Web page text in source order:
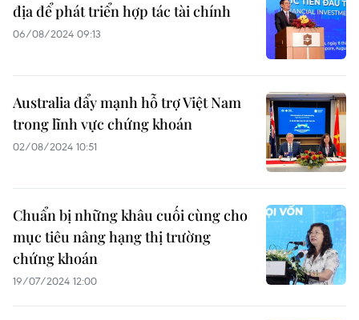
địa để phát triển hợp tác tài chính
06/08/2024 09:13
Australia đẩy mạnh hỗ trợ Việt Nam
trong lĩnh vực chứng khoán
02/08/2024 10:51
Chuẩn bị những khâu cuối cùng cho
mục tiêu nâng hạng thị trường
chứng khoán
19/07/2024 12:00